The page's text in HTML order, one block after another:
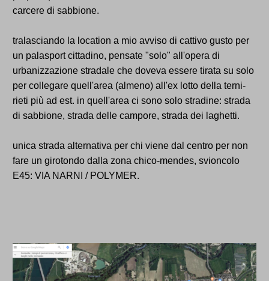
carcere di sabbione.
tralasciando la location a mio avviso di cattivo gusto per
un palasport cittadino, pensate "solo" all'opera di
urbanizzazione stradale che doveva essere tirata su solo
per collegare quell'area (almeno) all'ex lotto della terni-
rieti più ad est. in quell'area ci sono solo stradine: strada
di sabbione, strada delle campore, strada dei laghetti.
unica strada alternativa per chi viene dal centro per non
fare un girotondo dalla zona chico-mendes, svioncolo
E45: VIA NARNI / POLYMER.